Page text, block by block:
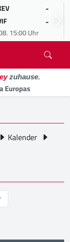
-
-
15:00 Uhr
zuhause.
Europas
Kalender